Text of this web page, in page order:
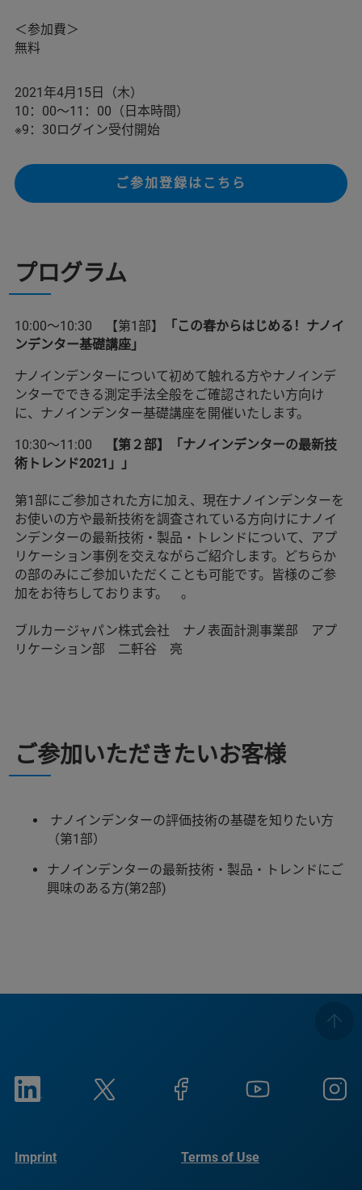
＜参加費＞
無料
2021年4月15日（木）
10：00～11：00（日本時間）
※9：30ログイン受付開始
ご参加登録はこちら
プログラム
10:00～10:30 【第1部】
「この春からはじめる！ナノイ
ンデンター基礎講座」
ナノインデンターについて初めて触れる方やナノインデ
ンターでできる測定手法全般をご確認されたい方向け
に、ナノインデンター基礎講座を開催いたします。
10:30～11:00
【第２部】「ナノインデンターの最新技
術トレンド2021」」
第1部にご参加された方に加え、現在ナノインデンターを
お使いの方や最新技術を調査されている方向けにナノイ
ンデンターの最新技術・製品・トレンドについて、アプ
リケーション事例を交えながらご紹介します。どちらか
の部のみにご参加いただくことも可能です。皆様のご参
加をお待ちしております。 。
ブルカージャパン株式会社 ナノ表面計測事業部 アプ
リケーション部 二軒谷 亮
ご参加いただきたいお客様
ナノインデンターの評価技術の基礎を知りたい方
（第1部）
ナノインデンターの最新技術・製品・トレンドにご
興味のある方(第2部)
Imprint Terms of Use